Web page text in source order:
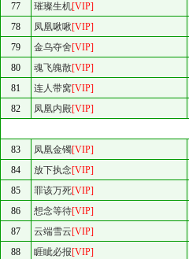
77
璀璨生机[VIP]
78
凤凰啾啾[VIP]
79
金乌夺舍[VIP]
80
魂飞魄散[VIP]
81
连人带窝[VIP]
82
凤凰内殿[VIP]
83
凤凰金镯[VIP]
84
放下执念[VIP]
85
罪该万死[VIP]
86
想念等待[VIP]
87
云端雪云[VIP]
88
睚眦必报[VIP]